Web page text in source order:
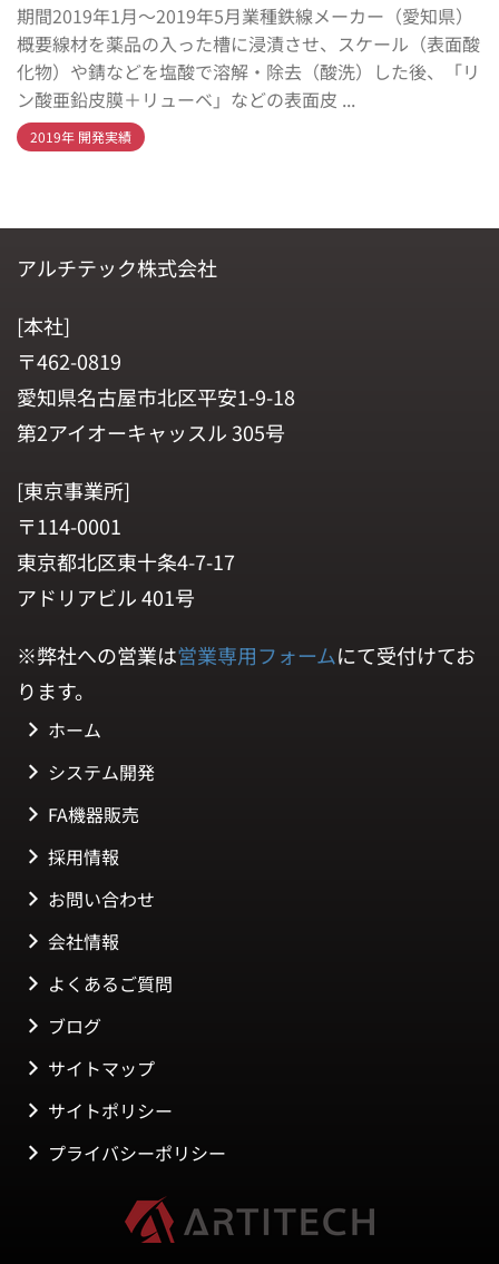
期間2019年1月～2019年5月業種鉄線メーカー（愛知県）
概要線材を薬品の入った槽に浸漬させ、スケール（表面酸
化物）や錆などを塩酸で溶解・除去（酸洗）した後、「リ
ン酸亜鉛皮膜＋リューベ」などの表面皮 ...
2019年 開発実績
アルチテック株式会社
[本社]
〒462-0819
愛知県名古屋市北区平安1-9-18
第2アイオーキャッスル 305号
[東京事業所]
〒114-0001
東京都北区東十条4-7-17
アドリアビル 401号
※弊社への営業は営業専用フォームにて受付けてお
ります。
ホーム
システム開発
FA機器販売
採用情報
お問い合わせ
会社情報
よくあるご質問
ブログ
サイトマップ
サイトポリシー
プライバシーポリシー